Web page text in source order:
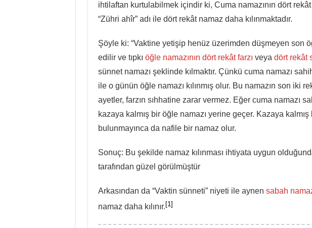
ihtilaftan kurtulabilmek içindir ki, Cuma namazının dört
“Zühri ahîr” adı ile dört rekât namaz daha kılınmaktadır.
Şöyle ki: “Vaktine yetişip henüz üzerimden düşmeyen son
edilir ve tıpkı öğle namazının dört rekât farzı veya dört rekât
sünnet namazı şeklinde kılmaktır. Çünkü cuma namazı
ile o günün öğle namazı kılınmış olur. Bu namazın son iki
ayetler, farzın sıhhatine zarar vermez. Eğer cuma namazı
kazaya kalmış bir öğle namazı yerine geçer. Kazaya
bulunmayınca da nafile bir namaz olur.
Sonuç: Bu şekilde namaz kılınması ihtiyata uygun
tarafından güzel görülmüştür
Arkasından da “Vaktin sünneti” niyeti ile aynen sabah
namaz daha kılınır. [1]